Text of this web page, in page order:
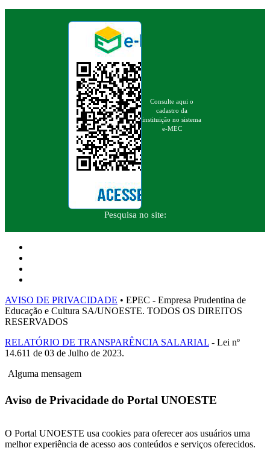
Consulte aqui o
cadastro da
instituição no sistema
e-MEC
Pesquisa no site:
AVISO DE PRIVACIDADE • EPEC - Empresa Prudentina de
Educação e Cultura SA/UNOESTE. TODOS OS DIREITOS
RESERVADOS
RELATÓRIO DE TRANSPARÊNCIA SALARIAL - Lei nº
14.611 de 03 de Julho de 2023.
Alguma mensagem
Aviso de Privacidade do Portal UNOESTE
O Portal UNOESTE usa cookies para oferecer aos usuários uma
melhor experiência de acesso aos conteúdos e serviços oferecidos.